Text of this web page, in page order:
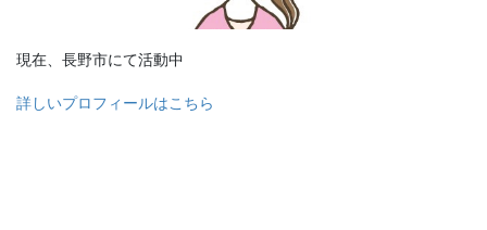
現在、長野市にて活動中
詳しいプロフィールはこちら